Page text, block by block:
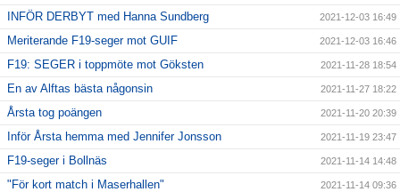
INFÖR DERBYT med Hanna Sundberg 2021-12-03 16:49
Meriterande F19-seger mot GUIF 2021-12-03 16:46
F19: SEGER i toppmöte mot Göksten 2021-11-28 18:54
En av Alftas bästa någonsin 2021-11-27 18:22
Årsta tog poängen 2021-11-20 20:39
Inför Årsta hemma med Jennifer Jonsson 2021-11-19 23:47
F19-seger i Bollnäs 2021-11-14 14:48
"För kort match i Maserhallen" 2021-11-14 09:36